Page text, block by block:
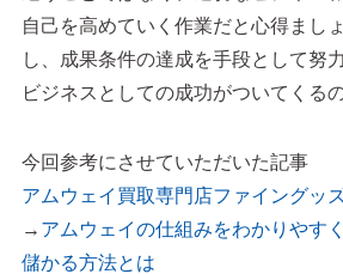
自己を高めていく作業だと心得まし
し、成果条件の達成を手段として努
ビジネスとしての成功がついてくるの
今回参考にさせていただいた記事
アムウェイ買取専門店ファイングッ
→ アムウェイの仕組みをわかりやす
儲かる方法とは